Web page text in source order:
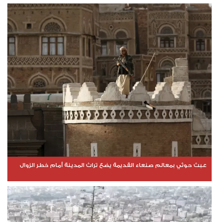
عبث حوثي بمعالم صنعاء القديمة يضع تراث المدينة أمام خطر الزوال